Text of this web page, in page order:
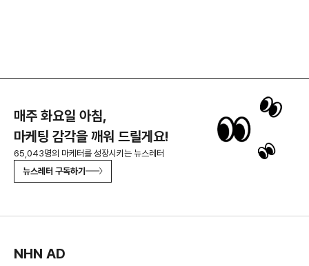
매주 화요일 아침,
마케팅 감각을 깨워 드릴게요!
65,043명의 마케터를 성장시키는 뉴스레터
뉴스레터 구독하기
NHN AD